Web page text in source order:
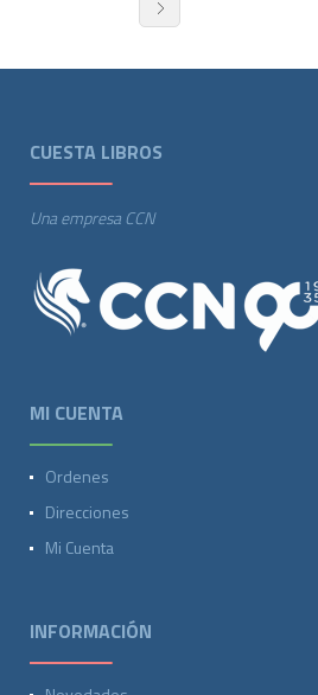
CUESTA LIBROS
Una empresa CCN
MI CUENTA
Ordenes
Direcciones
Mi Cuenta
INFORMACIÓN